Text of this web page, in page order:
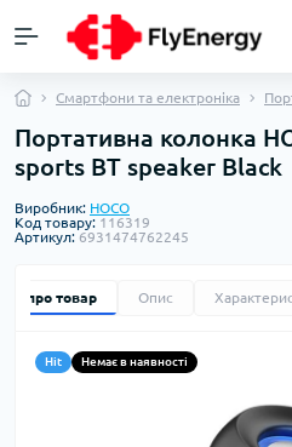
Смартфони та електроніка
Портативна колонка
sports BT speaker Black
Виробник: HOCO
Код товару: 116319
Артикул: 6931474762245
про товар Опис
Hit Немає в наявності